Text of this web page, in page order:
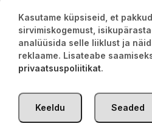
Kasutame küpsiseid, et
sirvimiskogemust,
analüüsida selle liiklust ja
reklaame. Lisateabe
privaatsuspoliitikat.
Seaded
Keeldu